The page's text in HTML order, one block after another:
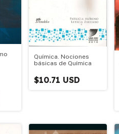
Química. Nociones
básicas de Química
$10.71 USD